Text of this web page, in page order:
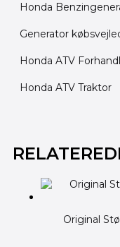
Honda
Generator
Honda ATV
Honda ATV Traktor
Original